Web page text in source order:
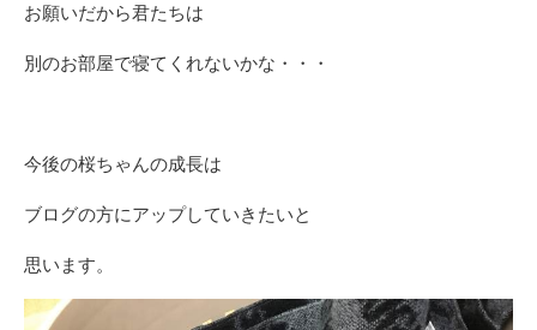
お願いだから君たちは
別のお部屋で寝てくれないかな・・・
今後の桜ちゃんの成長は
ブログの方にアップしていきたいと
思います。